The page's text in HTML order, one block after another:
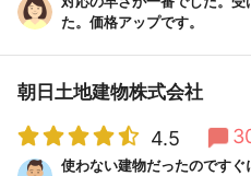
た。価格アップです。
朝日土地建物株式会社
4.5
使わない建物だったのです